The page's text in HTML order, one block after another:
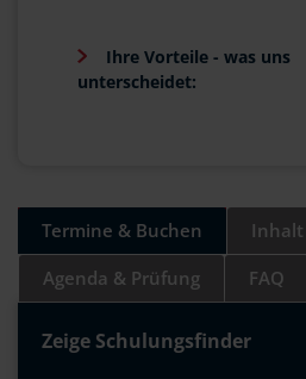
Ihre Vorteile - was uns
unterscheidet:
Termine & Buchen
Inhalt
Agenda & Prüfung
FAQ
Zeige Schulungsfinder